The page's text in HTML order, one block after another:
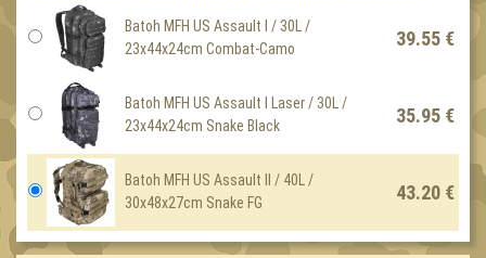
Nepromokavý potahy a
vaky 18
Adaptéry 33
Taktická pera
Láhve 16
Lékárničky17
Na přežití26
Batoh MFH US Assault I / 30L /
23x44x24cm Combat-Camo
39.55 €
Batoh MFH US Assault I Laser / 30L /
23x44x24cm Snake Black
35.95 €
Batoh MFH US Assault II / 40L /
30x48x27cm Snake FG
43.20 €